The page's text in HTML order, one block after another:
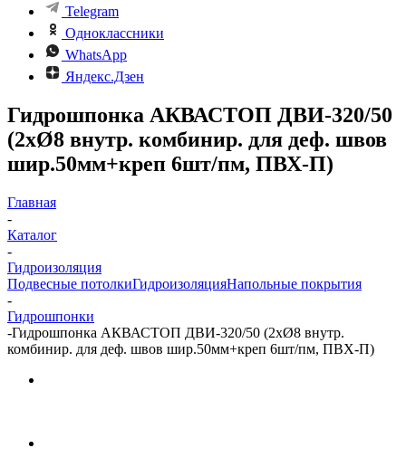
Telegram
Одноклассники
WhatsApp
Яндекс.Дзен
Гидрошпонка АКВАСТОП ДВИ-320/50
(2хØ8 внутр. комбинир. для деф. швов
шир.50мм+креп 6шт/пм, ПВХ-П)
Главная
-
Каталог
-
Гидроизоляция
Подвесные потолкиГидроизоляцияНапольные покрытия
-
Гидрошпонки
-Гидрошпонка АКВАСТОП ДВИ-320/50 (2хØ8 внутр.
комбинир. для деф. швов шир.50мм+креп 6шт/пм, ПВХ-П)